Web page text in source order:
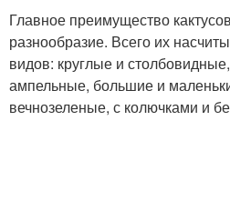
Главное преимущество
разнообразие. Всего их
видов: круглые и
ампельные, большие и
вечнозеленые, с колючками и